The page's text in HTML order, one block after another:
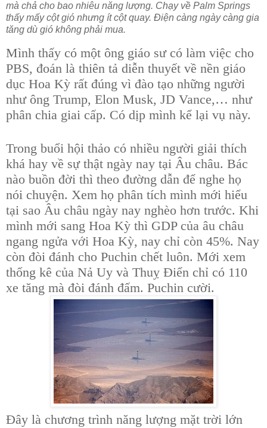
mà chả cho bao nhiêu năng lượng. Chạy về Palm Springs
thấy mấy cột gió nhưng ít cột quay. Điện càng ngày càng gia
tăng dù gió không phải mua.
Mình thấy có một ông giáo sư có làm việc cho
PBS, đoán là thiên tả diễn thuyết về nền giáo
dục Hoa Kỳ rất đúng vì đào tạo những người
như ông Trump, Elon Musk, JD Vance,… như
phân chia giai cấp. Có dịp mình kể lại vụ này.
Trong buổi hội thảo có nhiều người giải thích
khá hay về sự thật ngày nay tại Âu châu. Bác
nào buồn đời thì theo đường dẫn để nghe họ
nói chuyện. Xem họ phân tích mình mới hiểu
tại sao Âu châu ngày nay nghèo hơn trước. Khi
mình mới sang Hoa Kỳ thì GDP của âu châu
ngang ngửa với Hoa Kỳ, nay chỉ còn 45%. Nay
còn đòi đánh cho Puchin chết luôn. Mới xem
thống kê của Nả Uy và Thuỵ Điển chỉ có 110
xe tăng mà đòi đánh đấm. Puchin cười.
Đây là chương trình năng lượng mặt trời lớn